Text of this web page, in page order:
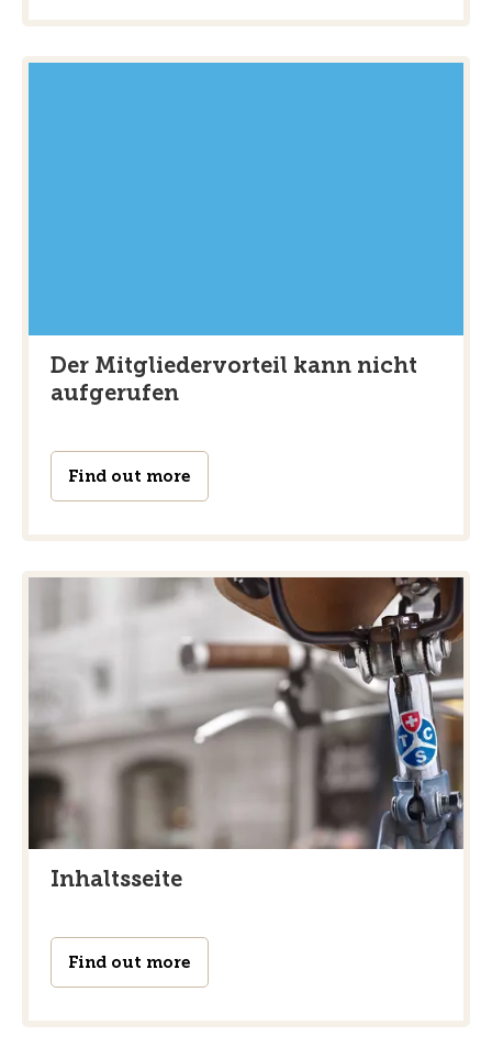
Der Mitgliedervorteil kann nicht
aufgerufen
Find out more
Inhaltsseite
Find out more